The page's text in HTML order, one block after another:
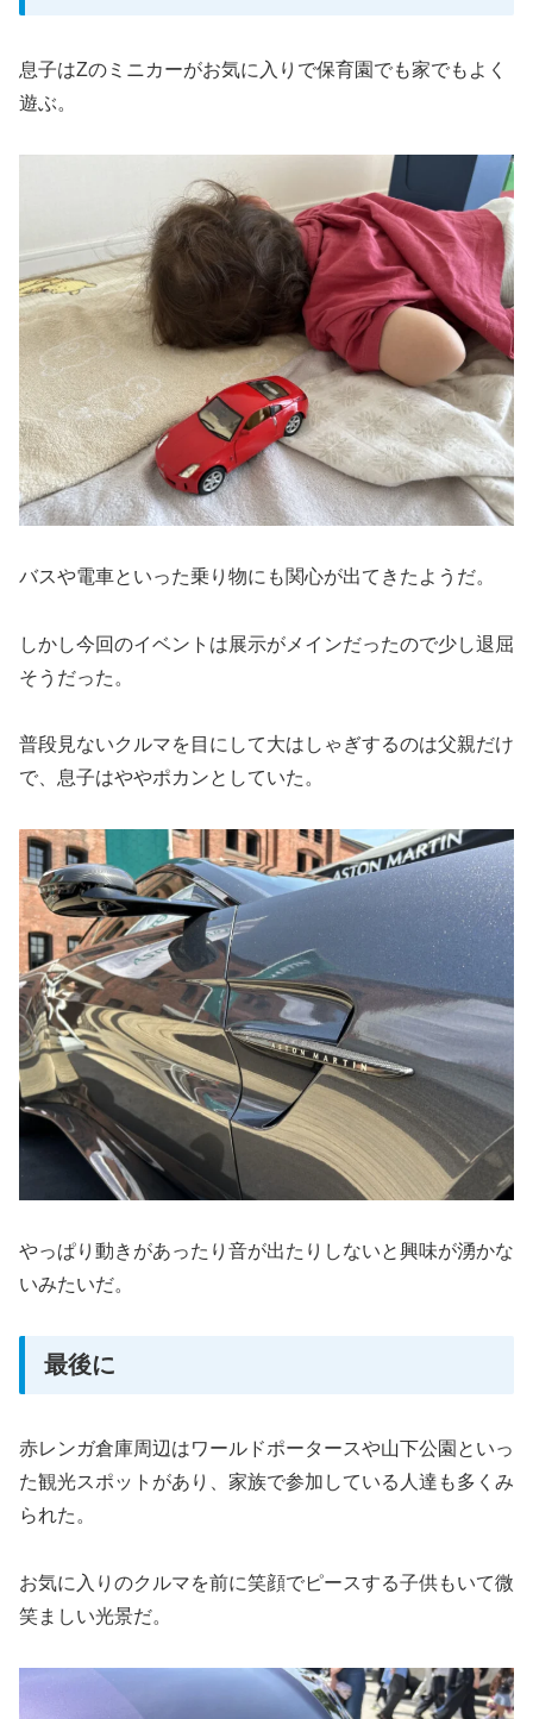
息子はZのミニカーがお気に入りで保育園でも家でもよく
遊ぶ。
バスや電車といった乗り物にも関心が出てきたようだ。
しかし今回のイベントは展示がメインだったので少し退屈
そうだった。
普段見ないクルマを目にして大はしゃぎするのは父親だけ
で、息子はややポカンとしていた。
やっぱり動きがあったり音が出たりしないと興味が湧かな
いみたいだ。
最後に
赤レンガ倉庫周辺はワールドポータースや山下公園といっ
た観光スポットがあり、家族で参加している人達も多くみ
られた。
お気に入りのクルマを前に笑顔でピースする子供もいて微
笑ましい光景だ。